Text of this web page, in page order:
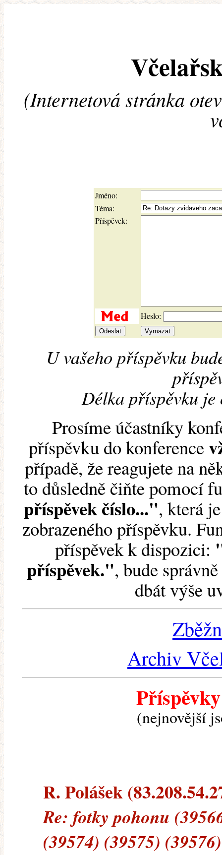
(Internetová stránka
Jméno:
Téma:
Příspěvek:
Heslo:
U vašeho příspěvku
Délka příspěvku je
Prosíme účastníky
příspěvku do konference
případě, že reagujete na
to důsledně čiňte pomocí
příspěvek číslo...", která
zobrazeného příspěvku.
příspěvek k dispozici:
příspěvek.", bude
dbát výše
Archiv
(nejnovější
R. Polášek
Re: fotky pohonu
(39574) (39575)